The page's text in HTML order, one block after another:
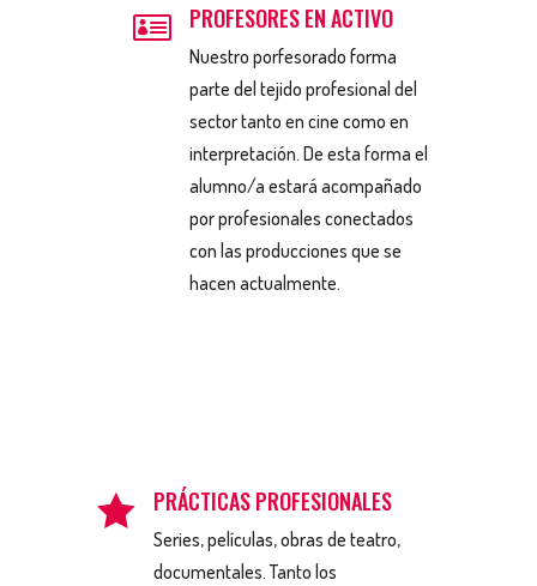
 PROFESORES EN ACTIVO
Nuestro porfesorado forma
parte del tejido profesional del
sector tanto en cine como en
interpretación. De esta forma el
alumno/a estará acompañado
por profesionales conectados
con las producciones que se
hacen actualmente.
 PRÁCTICAS PROFESIONALES
Series, películas, obras de teatro,
documentales. Tanto los